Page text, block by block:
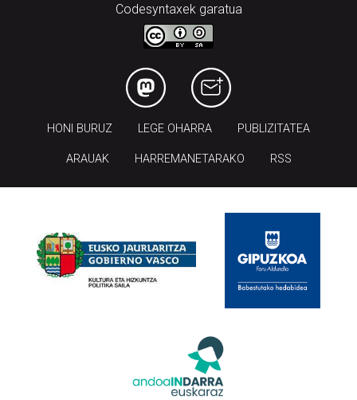
Codesyntaxek garatua
HONI BURUZ LEGE OHARRA PUBLIZITATEA
ARAUAK HARREMANETARAKO RSS